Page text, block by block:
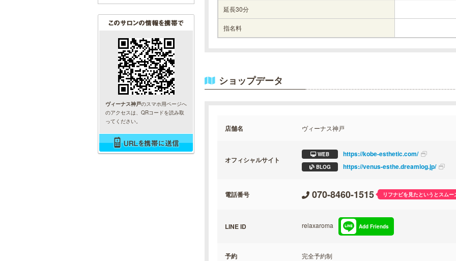
ヴィーナス神戸のスマホ用ページへ
のアクセスは、QRコードを読み取
ってください。
延長30分
指名料
ショップデータ
店舗名 ヴィーナス神戸
オフィシャルサイト
WEB https://kobe-esthetic.com/
BLOG https://venus-esthe.dreamlog.jp/
電話番号 070-8460-1515 リフナビを見たというとスムー
LINE ID relaxaroma Add Friends
予約 完全予約制